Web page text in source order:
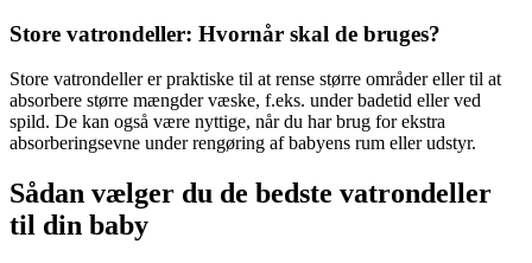
Store vatrondeller: Hvornår skal de bruges?
Store vatrondeller er praktiske til at rense større områder eller til at
absorbere større mængder væske, f.eks. under badetid eller ved
spild. De kan også være nyttige, når du har brug for ekstra
absorberingsevne under rengøring af babyens rum eller udstyr.
Sådan vælger du de bedste vatrondeller
til din baby